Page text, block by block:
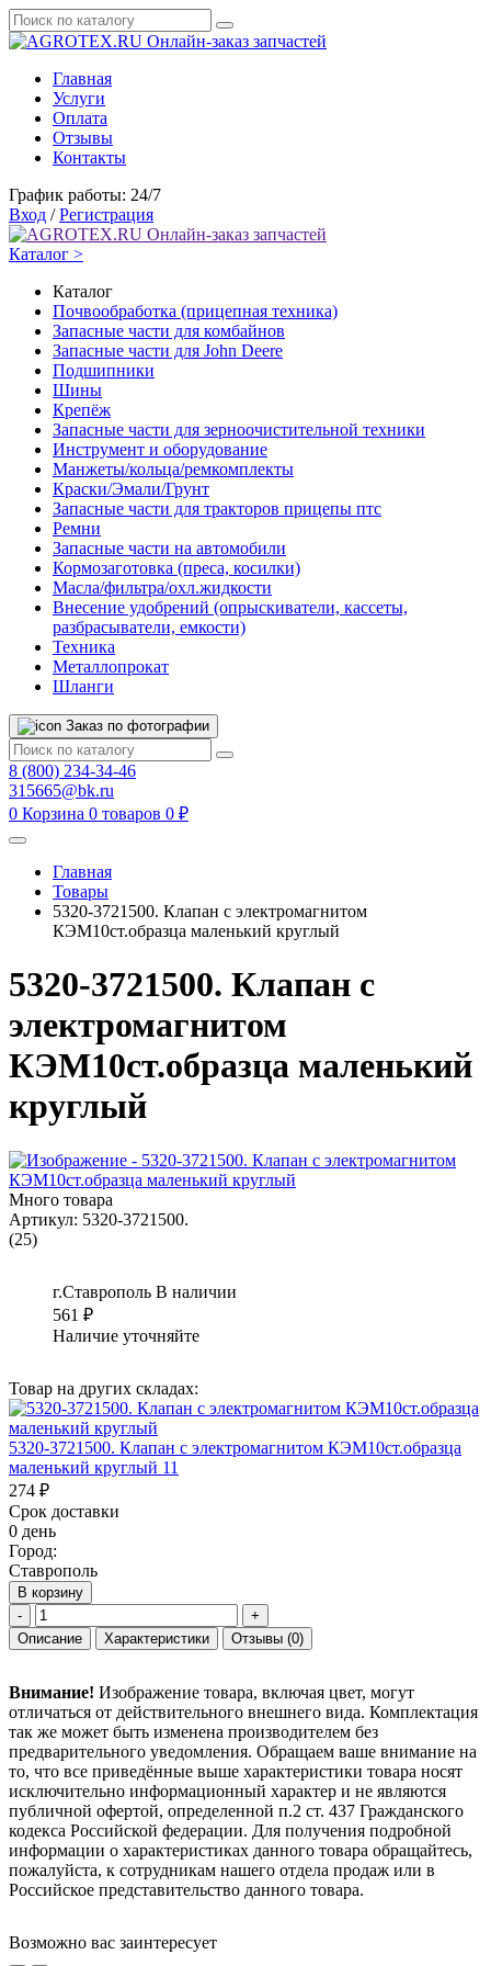
Онлайн-заказ запчастей
Главная
Услуги
Оплата
Отзывы
Контакты
График работы: 24/7
Вход / Регистрация
Онлайн-заказ запчастей
Каталог >
Каталог
Почвообработка (прицепная техника)
Запасные части для комбайнов
Запасные части для John Deere
Подшипники
Шины
Крепёж
Запасные части для зерноочистительной техники
Инструмент и оборудование
Манжеты/кольца/ремкомплекты
Краски/Эмали/Грунт
Запасные части для тракторов прицепы птс
Ремни
Запасные части на автомобили
Кормозаготовка (преса, косилки)
Масла/фильтра/охл.жидкости
Внесение удобрений (опрыскиватели, кассеты,
разбрасыватели, емкости)
Техника
Металлопрокат
Шланги
Заказ по фотографии
8 (800) 234-34-46
315665@bk.ru
0 Корзина 0 товаров 0 ₽
Главная
Товары
5320-3721500. Клапан с электромагнитом
КЭМ10ст.образца маленький круглый
5320-3721500. Клапан с
электромагнитом
КЭМ10ст.образца маленький
круглый
Много товара
Артикул: 5320-3721500.
(25)
г.Ставрополь В наличии
561 ₽
Наличие уточняйте
Товар на других складах:
5320-3721500. Клапан с электромагнитом КЭМ10ст.образца
маленький круглый 11
274 ₽
Срок доставки
0 день
Город:
Ставрополь
В корзину
-
+
Описание
Характеристики Отзывы (0)
Внимание! Изображение товара, включая цвет, могут
отличаться от действительного внешнего вида. Комплектация
так же может быть изменена производителем без
предварительного уведомления. Обращаем ваше внимание на
то, что все приведённые выше характеристики товара носят
исключительно информационный характер и не являются
публичной офертой, определенной п.2 ст. 437 Гражданского
кодекса Российской федерации. Для получения подробной
информации о характеристиках данного товара обращайтесь,
пожалуйста, к сотрудникам нашего отдела продаж или в
Российское представительство данного товара.
Возможно вас заинтересует